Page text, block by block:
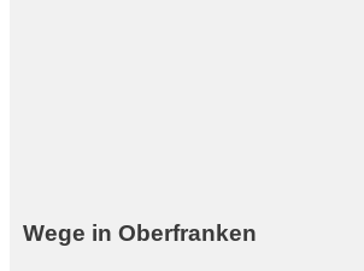
Wege in Oberfranken